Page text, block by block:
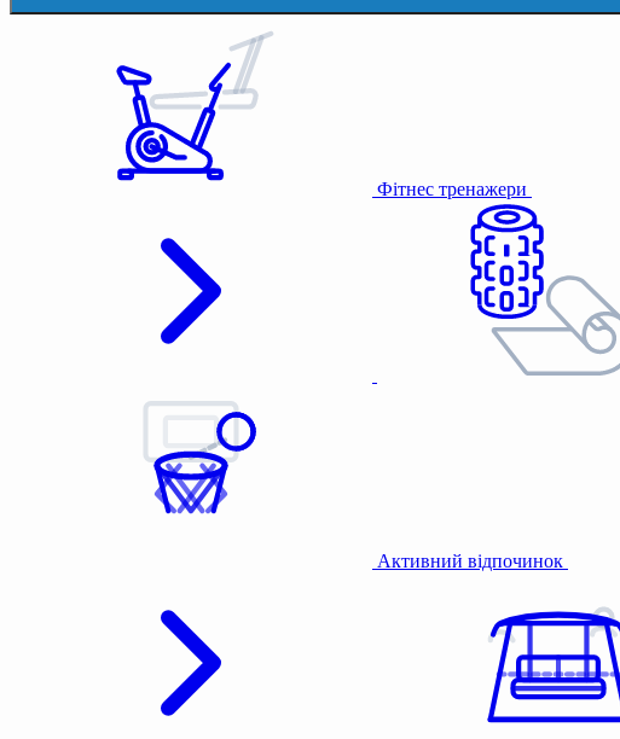
Фітнес тренажери
Активний відпочинок